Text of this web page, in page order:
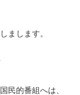
まします。
民的番組へは、